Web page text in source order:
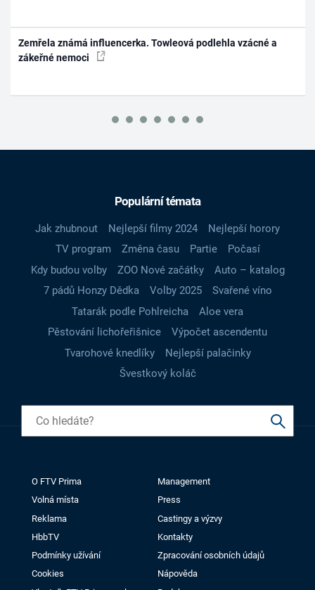
Zemřela známá influencerka. Towleová podlehla vzácné a
zákeřné nemoci
Populární témata
Jak zhubnout Nejlepší filmy 2024
Nejlepší horory
TV program
Změna času Partie
Počasí
Kdy budou volby
ZOO Nové začátky
Auto – katalog
7 pádů Honzy Dědka
Volby 2025
Svařené víno
Tatarák podle Pohlreicha
Aloe vera
Pěstování lichořeřišnice
Výpočet ascendentu
Tvarohové knedlíky
Nejlepší palačinky
Švestkový koláč
O FTV Prima
Management
Volná místa
Press
Reklama
Castingy a výzvy
HbbTV
Kontakty
Podmínky užívání
Zpracování osobních údajů
Cookies
Nápověda